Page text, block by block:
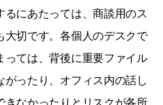
るにあたっては、商談用のス
大切です。各個人のデスクで
っては、背後に重要ファイル
がったり、オフィス内の話し
きなかったりとリスクが各所